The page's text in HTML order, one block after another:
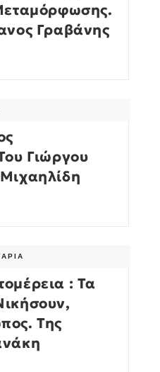
Γραβάνης
Γιώργου
: Τα
Της